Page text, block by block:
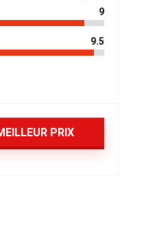
9
9.5
PRIX